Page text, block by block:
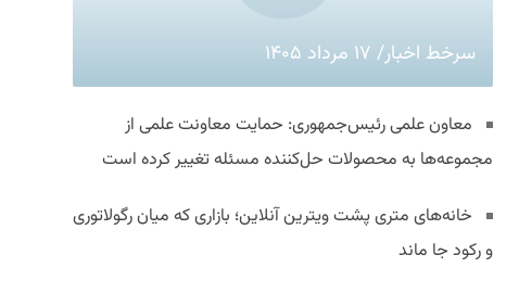
سرخط اخبار/ ۱۷ مرداد ۱۴۰۵
معاون علمی رئیس‌جمهوری: حمایت معاونت علمی از
مجموعه‌ها به محصولات حل‌کننده مسئله تغییر کرده است
خانه‌های متری پشت ویترین آنلاین؛ بازاری که میان رگولاتوری
و رکود جا ماند